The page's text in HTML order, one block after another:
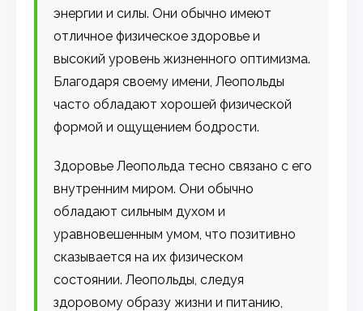
энергии и силы. Они обычно имеют
отличное физическое здоровье и
высокий уровень жизненного оптимизма.
Благодаря своему имени, Леопольды
часто обладают хорошей физической
формой и ощущением бодрости.
Здоровье Леопольда тесно связано с его
внутренним миром. Они обычно
обладают сильным духом и
уравновешенным умом, что позитивно
сказывается на их физическом
состоянии. Леопольды, следуя
здоровому образу жизни и питанию,